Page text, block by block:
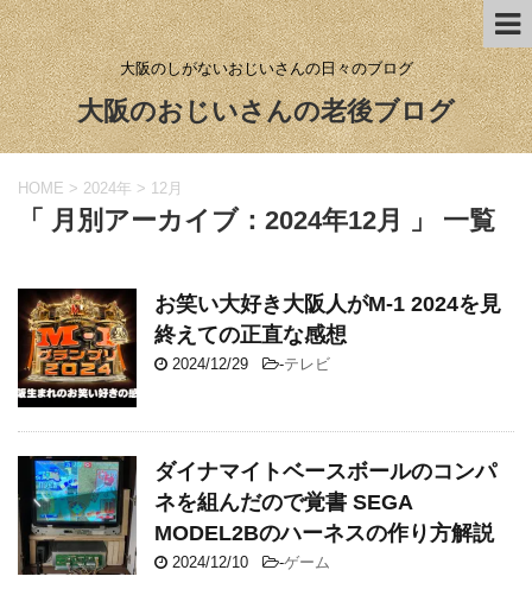
大阪のしがないおじいさんの日々のブログ
大阪のおじいさんの老後ブログ
HOME > 2024年 > 12月
「 月別アーカイブ：2024年12月 」 一覧
お笑い大好き大阪人がM-1 2024を見
終えての正直な感想
2024/12/29 -テレビ
ダイナマイトベースボールのコンパ
ネを組んだので覚書 SEGA
MODEL2Bのハーネスの作り方解説
2024/12/10 -ゲーム